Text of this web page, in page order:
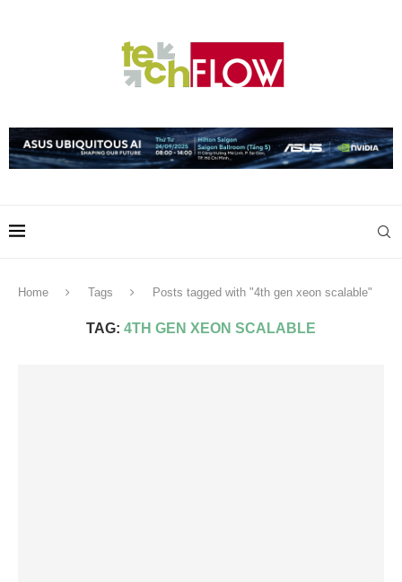
Home Tags Posts tagged with "4th gen xeon scalable"
TAG: 4TH GEN XEON SCALABLE